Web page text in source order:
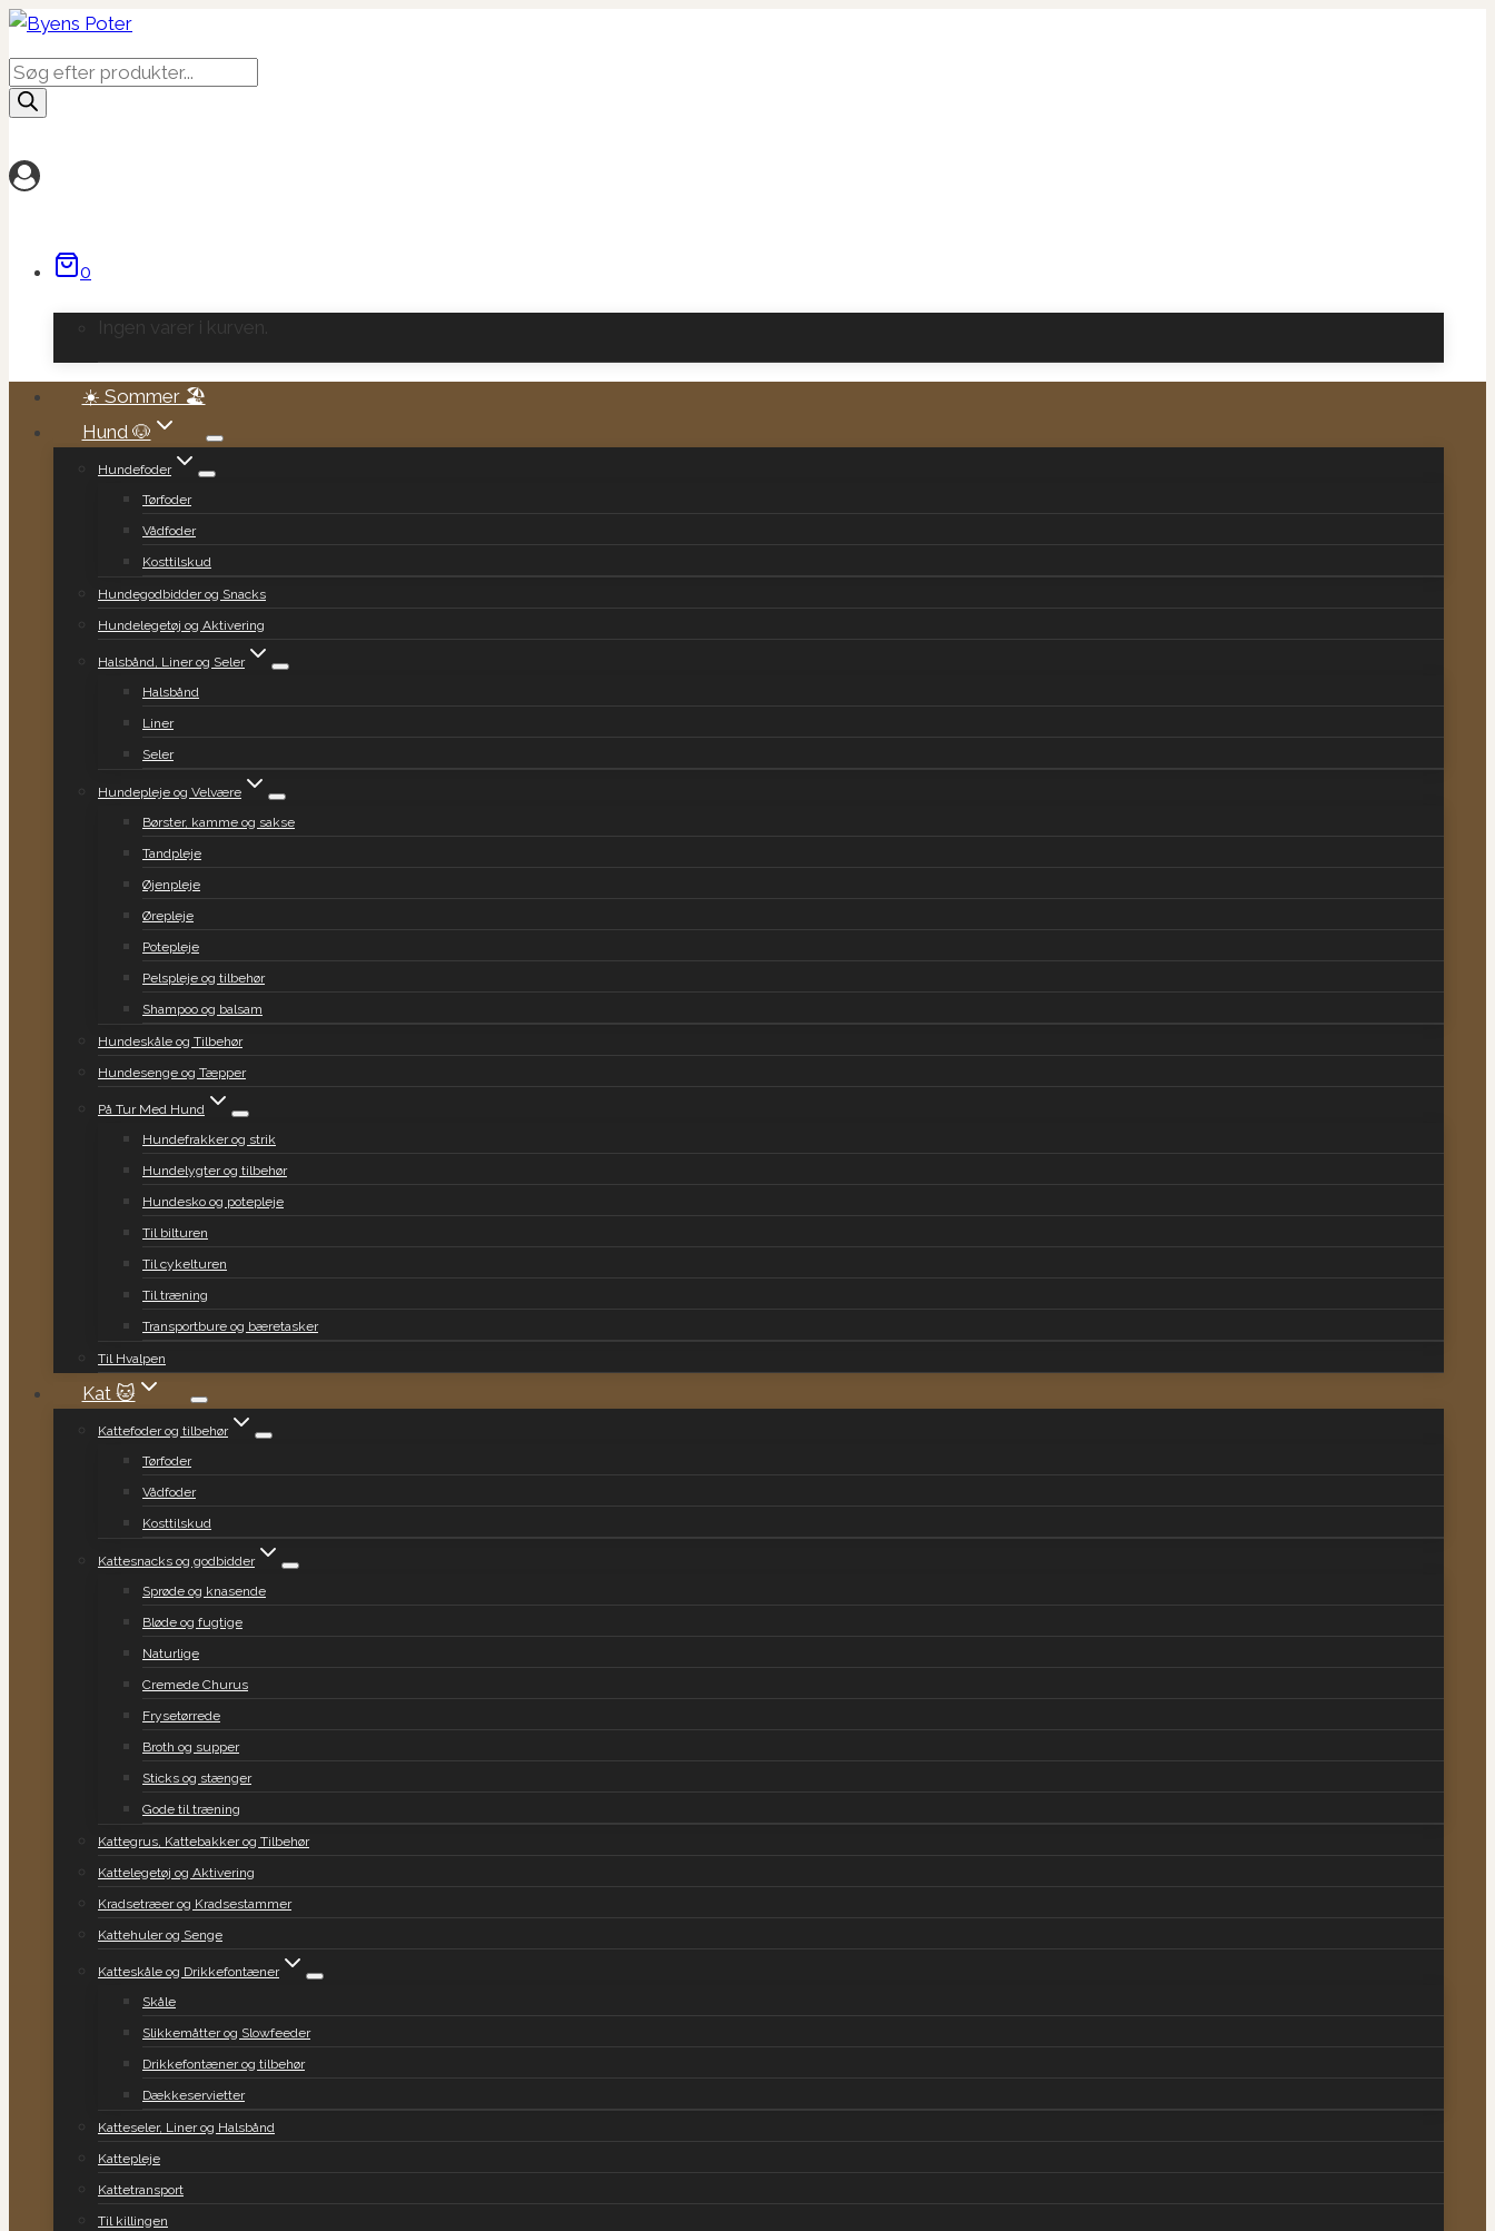
Fortsæt
til
indhold
Products
search
0
Ingen varer i kurven.
☀️ Sommer 🏖️
Hund 🐶
Hundefoder
Tørfoder
Vådfoder
Kosttilskud
Hundegodbidder og Snacks
Hundelegetøj og Aktivering
Halsbånd, Liner og Seler
Halsbånd
Liner
Seler
Hundepleje og Velvære
Børster, kamme og sakse
Tandpleje
Øjenpleje
Ørepleje
Potepleje
Pelspleje og tilbehør
Shampoo og balsam
Hundeskåle og Tilbehør
Hundesenge og Tæpper
På Tur Med Hund
Hundefrakker og strik
Hundelygter og tilbehør
Hundesko og potepleje
Til bilturen
Til cykelturen
Til træning
Transportbure og bæretasker
Til Hvalpen
Kat 🐱
Kattefoder og tilbehør
Tørfoder
Vådfoder
Kosttilskud
Kattesnacks og godbidder
Sprøde og knasende
Bløde og fugtige
Naturlige
Cremede Churus
Frysetørrede
Broth og supper
Sticks og stænger
Gode til træning
Kattegrus, Kattebakker og Tilbehør
Kattelegetøj og Aktivering
Kradsetræer og Kradsestammer
Kattehuler og Senge
Katteskåle og Drikkefontæner
Skåle
Slikkemåtter og Slowfeeder
Drikkefontæner og tilbehør
Dækkeservietter
Katteseler, Liner og Halsbånd
Kattepleje
Kattetransport
Til killingen